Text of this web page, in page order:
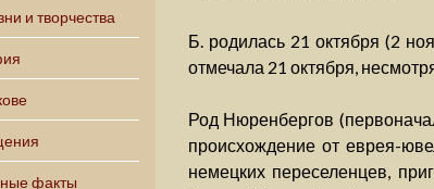
и творчества
факты
Б. родилась 21 октября (2
отмечала 21 октября,
Род Нюренбергов
происхождение от еврея-
немецких переселенцев,